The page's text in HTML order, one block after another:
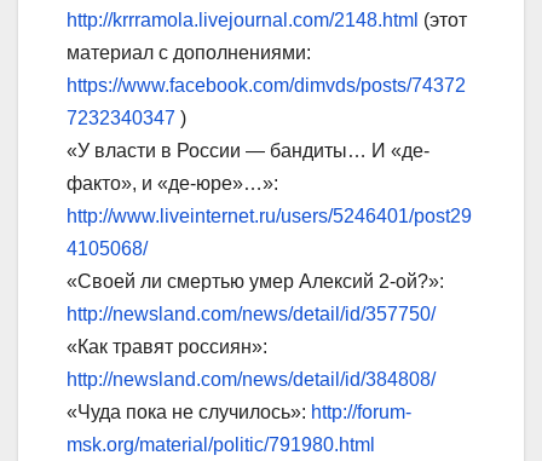
http://krrramola.livejournal.com/2148.html (этот
материал с дополнениями:
https://www.facebook.com/dimvds/posts/74372
7232340347 )
«У власти в России — бандиты… И «де-
факто», и «де-юре»…»:
http://www.liveinternet.ru/users/5246401/post29
4105068/
«Своей ли смертью умер Алексий 2-ой?»:
http://newsland.com/news/detail/id/357750/
«Как травят россиян»:
http://newsland.com/news/detail/id/384808/
«Чуда пока не случилось»: http://forum-
msk.org/material/politic/791980.html